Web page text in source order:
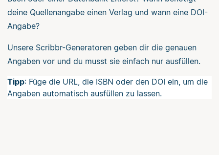
deine Quellenangabe einen Verlag und wann eine DOI-
Angabe?
Unsere Scribbr-Generatoren geben dir die genauen
Angaben vor und du musst sie einfach nur ausfüllen.
Tipp: Füge die URL, die ISBN oder den DOI ein, um die
Angaben automatisch ausfüllen zu lassen.